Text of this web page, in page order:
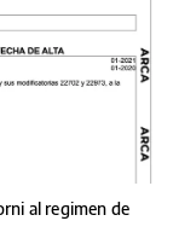
al regimen de